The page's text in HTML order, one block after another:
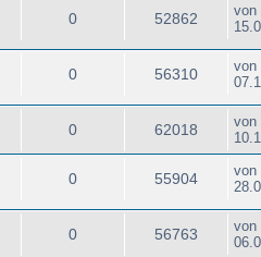
0 52862 von
0 56310 von
0 62018 von
0 55904 von
0 56763 von